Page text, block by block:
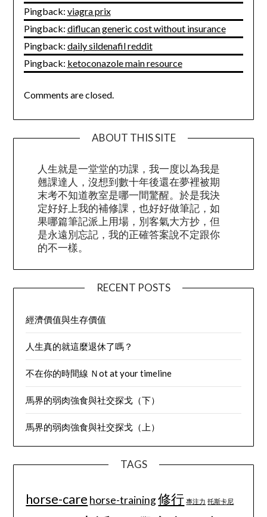
Pingback: viagra prix
Pingback: diflucan generic cost without insurance
Pingback: daily sildenafil reddit
Pingback: ketoconazole main resource
Comments are closed.
ABOUT THIS SITE
人生就是一堂堂的功課，我一度以為我是
翹課達人，沒想到數十年後還在夢裡被期
末考不知道教室是哪一間驚醒。於是我決
定好好上我的補修課，也好好做筆記，如
果哪篇筆記派上用場，別客氣大方抄，但
是永遠別忘記，我的正確答案說不定跟你
的不一樣。
RECENT POSTS
經濟價值與生存價值
人生真的就這麼退休了嗎？
不在你的時間線 Ｎot at your timeline
馬界的弱肉強食與社交探戈（下）
馬界的弱肉強食與社交探戈（上）
TAGS
horse-care horse-training修行 專注力 托斯卡尼